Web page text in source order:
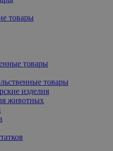
товары
товары
товары
изделия
животных